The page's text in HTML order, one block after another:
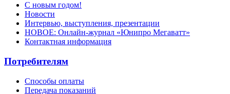
С новым годом!
Новости
Интервью, выступления, презентации
НОВОЕ: Онлайн-журнал «Юнипро Мегаватт»
Контактная информация
Потребителям
Способы оплаты
Передача показаний